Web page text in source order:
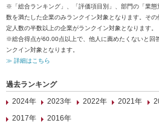
※「総合ランキング」、「評価項目別」、部門の「業態
数を満たした企業のみランクイン対象となります。そ
定人数の半数以上の企業がランクイン対象となります。
※総合得点が60.00点以上で、他人に薦めたくないと回
ンクイン対象となります。
≫ 詳細はこちら
過去ランキング
2024年
2023年 2022年 2021年
2017年
2016年